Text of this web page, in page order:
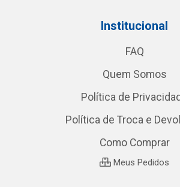
Institucional
FAQ
Quem Somos
Política de
Política de Troca e
Como Comprar
Meus Pedidos